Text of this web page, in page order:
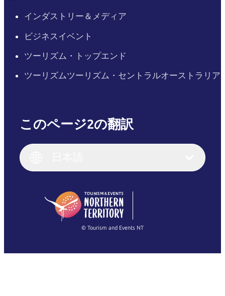
インダストリー＆メディア
ビジネスイベント
ツーリズム・トップエンド
ツーリズムツーリズム・セントラルオーストラリア
このページ2の翻訳
English (US)
English
(Singapore)
Français
繁體中文
© Tourism and Events NT